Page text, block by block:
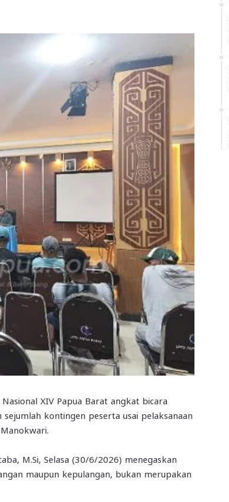
XIV Papua Barat angkat bicara
kontingen peserta usai pelaksanaan
M.Si, Selasa (30/6/2026) menegaskan
maupun kepulangan, bukan merupakan